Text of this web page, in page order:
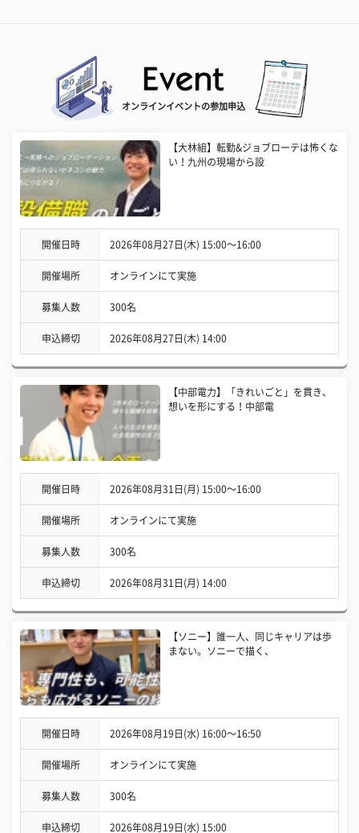
オンラインイベントの参加申込
【大林組】転勤&ジョブローテは怖くな
い！九州の現場から設
開催日時 2026年08月27日(木) 15:00〜16:00
開催場所 オンラインにて実施
募集人数 300名
申込締切 2026年08月27日(木) 14:00
【中部電力】「きれいごと」を貫き、
想いを形にする！中部電
開催日時 2026年08月31日(月) 15:00〜16:00
開催場所 オンラインにて実施
募集人数 300名
申込締切 2026年08月31日(月) 14:00
【ソニー】誰一人、同じキャリアは歩
まない。ソニーで描く、
開催日時 2026年08月19日(水) 16:00〜16:50
開催場所 オンラインにて実施
募集人数 300名
申込締切 2026年08月19日(水) 15:00